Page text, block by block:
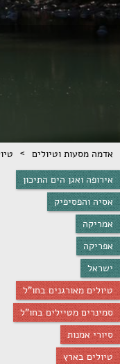
אירופה ואגן הים התיכון
אסיה והפסיפיק
אמריקה
אפריקה
ישראל
טיולים מאורגנים בחו"ל
סמינרים מטיילים בחו"ל
סיורי אמנות
טיולים בארץ
אדמה מסעות וטיולים >